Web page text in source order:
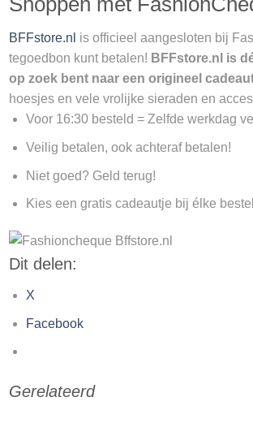
BFFstore.nl is officieel aangesloten bij
tegoedbon kunt betalen! BFFstore.nl is
op zoek bent naar een origineel
hoesjes en vele vrolijke sieraden en
Voor 16:30 besteld = Zelfde werkdag
Veilig betalen, ook achteraf betalen!
Niet goed? Geld terug!
Kies een gratis cadeautje bij élke
Dit delen:
X
Facebook
Gerelateerd